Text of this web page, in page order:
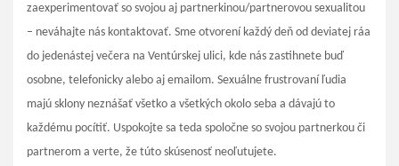
zaexperimentovať so svojou aj partnerkinou/partnerovou sexualitou
– neváhajte nás kontaktovať. Sme otvorení každý deň od deviatej ráa
do jedenástej večera na Ventúrskej ulici, kde nás zastihnete buď
osobne, telefonicky alebo aj emailom. Sexuálne frustrovaní ľudia
majú sklony neznášať všetko a všetkých okolo seba a dávajú to
každému pocítiť. Uspokojte sa teda spoločne so svojou partnerkou či
partnerom a verte, že túto skúsenosť neoľutujete.